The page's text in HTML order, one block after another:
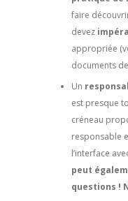
faire
devez
appropriée
documents
Un
est presque
créneau
responsable
l’interface
peut
questions !